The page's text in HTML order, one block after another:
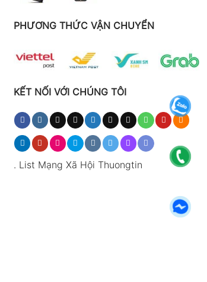
PHƯƠNG THỨC VẬN CHUYỂN
KẾT NỐI VỚI CHÚNG TÔI
. List Mạng Xã Hội Thuongtin